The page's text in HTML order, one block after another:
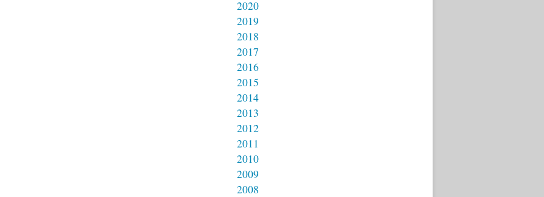
2020
2019
2018
2017
2016
2015
2014
2013
2012
2011
2010
2009
2008